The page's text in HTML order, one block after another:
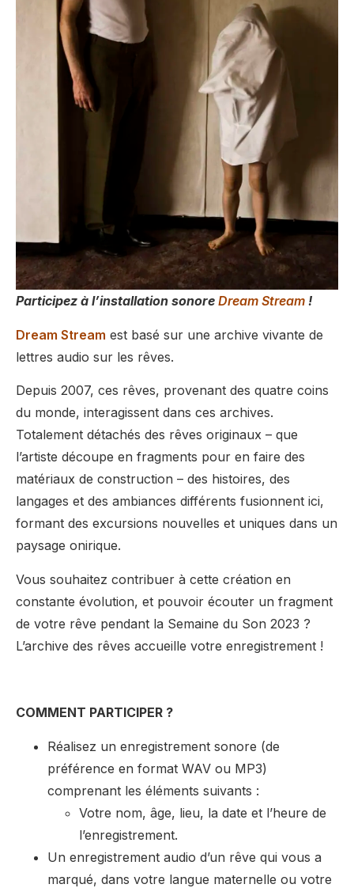
Participez à l’installation sonore Dream Stream !
Dream Stream est basé sur une archive vivante de
lettres audio sur les rêves.
Depuis 2007, ces rêves, provenant des quatre coins
du monde, interagissent dans ces archives.
Totalement détachés des rêves originaux – que
l’artiste découpe en fragments pour en faire des
matériaux de construction – des histoires, des
langages et des ambiances différents fusionnent ici,
formant des excursions nouvelles et uniques dans un
paysage onirique.
Vous souhaitez contribuer à cette création en
constante évolution, et pouvoir écouter un fragment
de votre rêve pendant la Semaine du Son 2023 ?
L’archive des rêves accueille votre enregistrement !
COMMENT PARTICIPER ?
Réalisez un enregistrement sonore (de
préférence en format WAV ou MP3)
comprenant les éléments suivants :
Votre nom, âge, lieu, la date et l’heure de
l’enregistrement.
Un enregistrement audio d’un rêve qui vous a
marqué, dans votre langue maternelle ou votre